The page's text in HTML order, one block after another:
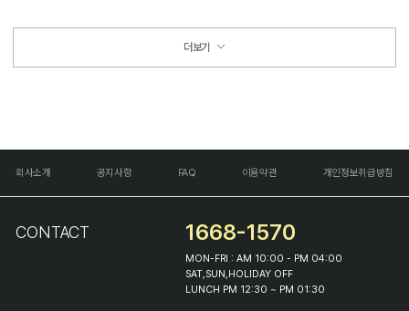
더보기
회사소개 공지사항 FAQ 이용약관 개인정보취급방침
CONTACT 1668-1570
MON-FRI : AM 10:00 - PM 04:00
SAT,SUN,HOLIDAY OFF
LUNCH PM 12:30 ~ PM 01:30